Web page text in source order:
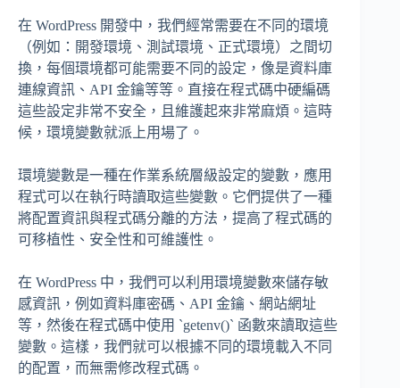
在 WordPress 開發中，我們經常需要在不同的環境
（例如：開發環境、測試環境、正式環境）之間切
換，每個環境都可能需要不同的設定，像是資料庫
連線資訊、API 金鑰等等。直接在程式碼中硬編碼
這些設定非常不安全，且維護起來非常麻煩。這時
候，環境變數就派上用場了。
環境變數是一種在作業系統層級設定的變數，應用
程式可以在執行時讀取這些變數。它們提供了一種
將配置資訊與程式碼分離的方法，提高了程式碼的
可移植性、安全性和可維護性。
在 WordPress 中，我們可以利用環境變數來儲存敏
感資訊，例如資料庫密碼、API 金鑰、網站網址
等，然後在程式碼中使用 `getenv()` 函數來讀取這些
變數。這樣，我們就可以根據不同的環境載入不同
的配置，而無需修改程式碼。